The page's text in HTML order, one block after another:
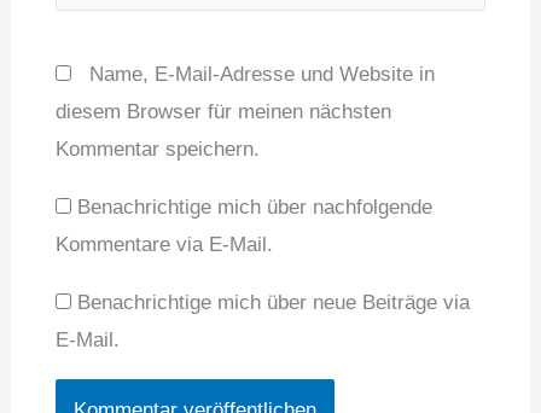
Name, E-Mail-Adresse und Website in
diesem Browser für meinen nächsten
Kommentar speichern.
Benachrichtige mich über nachfolgende
Kommentare via E-Mail.
Benachrichtige mich über neue Beiträge via
E-Mail.